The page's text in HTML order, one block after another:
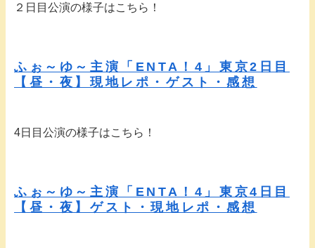
２日目公演の様子はこちら！
ふぉ～ゆ～主演「ENTA！4」東京2日目
【昼・夜】現地レポ・ゲスト・感想
4日目公演の様子はこちら！
ふぉ～ゆ～主演「ENTA！4」東京4日目
【昼・夜】ゲスト・現地レポ・感想